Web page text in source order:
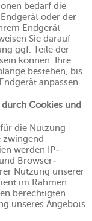
bedarf die
oder der
Endgerät
Sie darauf
ggf. Teile der
können. Ihre
bestehen, bis
anpassen
Cookies und
die Nutzung
zwingend
werden IP-
Browser-
Nutzung unserer
im Rahmen
berechtigten
unseres Angebots